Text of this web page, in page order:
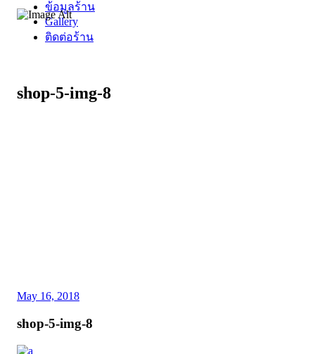
ข้อมูลร้าน
Gallery
ติดต่อร้าน
shop-5-img-8
May 16, 2018
shop-5-img-8